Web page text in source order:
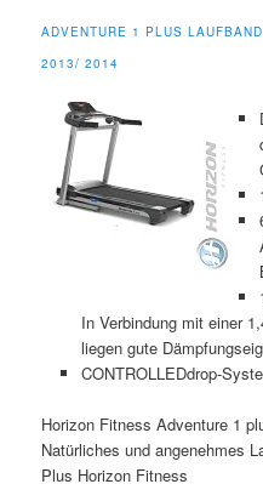
ADVENTURE 1 PLUS
2013/ 2014
In Verbindung mit einer
liegen gute
CONTROLLEDdrop-
Horizon Fitness Adventure 1
Natürliches und angenehmes
Plus Horizon Fitness